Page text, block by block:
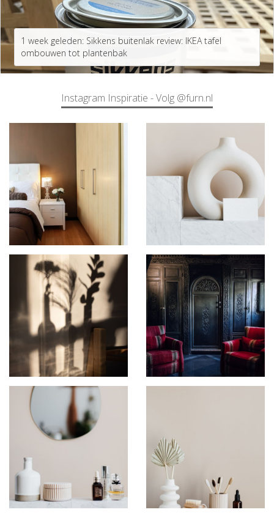
1 week geleden: Sikkens buitenlak review: IKEA tafel
ombouwen tot plantenbak
Instagram Inspiratie - Volg @furn.nl